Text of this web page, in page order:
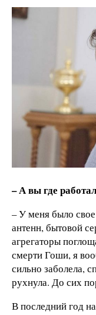
– А вы где
– У меня было
антенн, бытовой
агрегаторы
смерти Гоши, я
сильно заболела,
рухнула. До сих
В последний год